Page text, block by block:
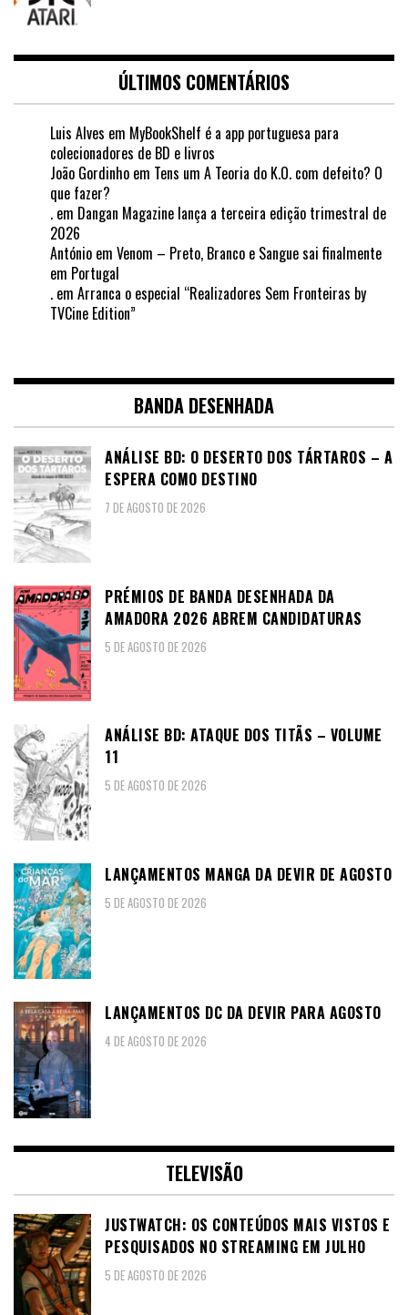
ÚLTIMOS COMENTÁRIOS
Luis Alves em MyBookShelf é a app portuguesa para
colecionadores de BD e livros
João Gordinho em Tens um A Teoria do K.O. com defeito? O
que fazer?
. em Dangan Magazine lança a terceira edição trimestral de
2026
António em Venom – Preto, Branco e Sangue sai finalmente
em Portugal
. em Arranca o especial “Realizadores Sem Fronteiras by
TVCine Edition”
BANDA DESENHADA
ANÁLISE BD: O DESERTO DOS TÁRTAROS – A
ESPERA COMO DESTINO
7 DE AGOSTO DE 2026
PRÉMIOS DE BANDA DESENHADA DA
AMADORA 2026 ABREM CANDIDATURAS
5 DE AGOSTO DE 2026
ANÁLISE BD: ATAQUE DOS TITÃS – VOLUME
11
5 DE AGOSTO DE 2026
LANÇAMENTOS MANGA DA DEVIR DE AGOSTO
5 DE AGOSTO DE 2026
LANÇAMENTOS DC DA DEVIR PARA AGOSTO
4 DE AGOSTO DE 2026
TELEVISÃO
JUSTWATCH: OS CONTEÚDOS MAIS VISTOS E
PESQUISADOS NO STREAMING EM JULHO
5 DE AGOSTO DE 2026